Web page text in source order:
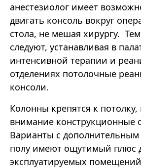
анестезиолог имеет
двигать консоль вокруг
стола, не мешая хирургу.
следуют, устанавливая в
интенсивной терапии и
отделениях потолочные
консоли.
Колонны крепятся к
внимание конструкционные
Варианты с
полу имеют ощутимый плюс
эксплуатируемых